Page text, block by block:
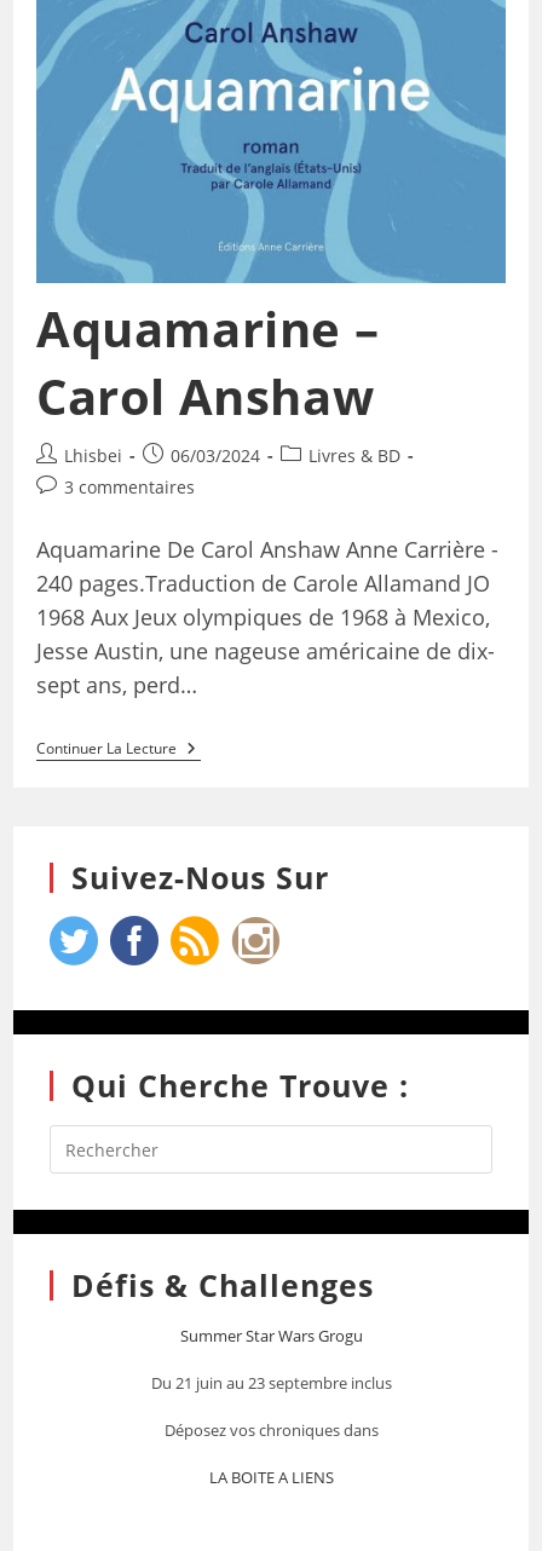
Aquamarine –
Carol Anshaw
Lhisbei 06/03/2024
Livres & BD
3 commentaires
Aquamarine De Carol Anshaw Anne Carrière -
240 pages.Traduction de Carole Allamand JO
1968 Aux Jeux olympiques de 1968 à Mexico,
Jesse Austin, une nageuse américaine de dix-
sept ans, perd…
Continuer La Lecture
Suivez-Nous Sur
Qui Cherche Trouve :
Défis & Challenges
Summer Star Wars Grogu
Du 21 juin au 23 septembre inclus
Déposez vos chroniques dans
LA BOITE A LIENS